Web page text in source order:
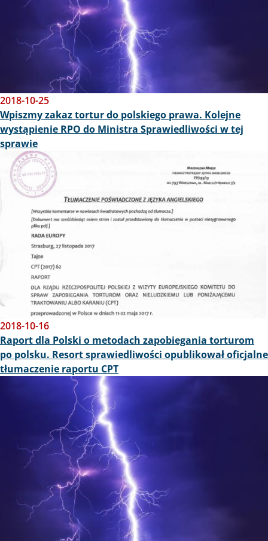
2018-10-25
Wpiszmy zakaz tortur do polskiego prawa. Kolejne
wystąpienie RPO do Ministra Sprawiedliwości w tej
sprawie
Obraz
2018-10-16
Raport dla Polski o metodach zapobiegania torturom
po polsku. Resort sprawiedliwości opublikował oficjalne
tłumaczenie raportu CPT